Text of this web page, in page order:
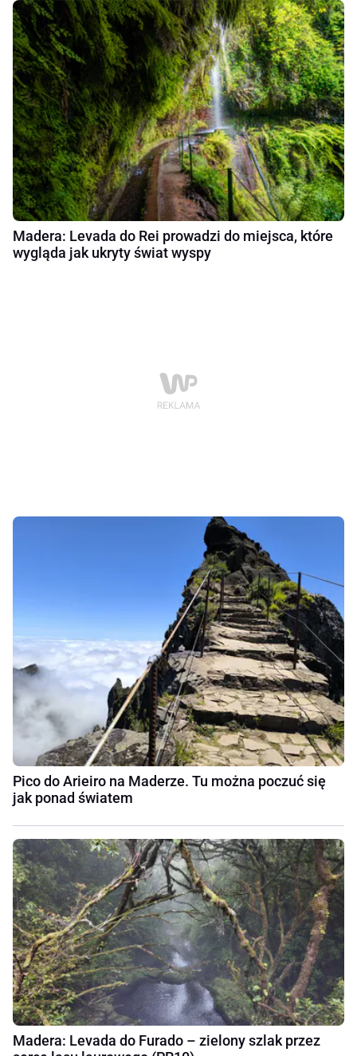
Madera: Levada do Rei prowadzi do miejsca, które
wygląda jak ukryty świat wyspy
Pico do Arieiro na Maderze. Tu można poczuć się
jak ponad światem
Madera: Levada do Furado – zielony szlak przez